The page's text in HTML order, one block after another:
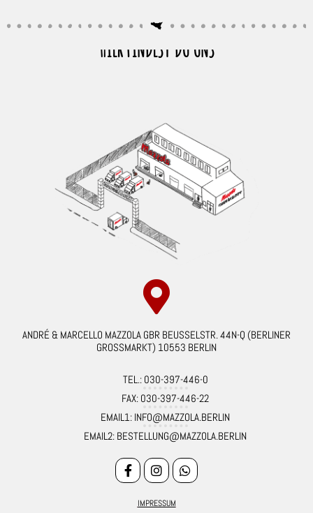
HIER FINDEST DU UNS
ANDRÉ & MARCELLO MAZZOLA GBR BEUSSELSTR. 44N-Q (BERLINER
GROSSMARKT) 10553 BERLIN
TEL.: 030-397-446-0
FAX: 030-397-446-22
EMAIL1: INFO@MAZZOLA.BERLIN
EMAIL2: BESTELLUNG@MAZZOLA.BERLIN
IMPRESSUM